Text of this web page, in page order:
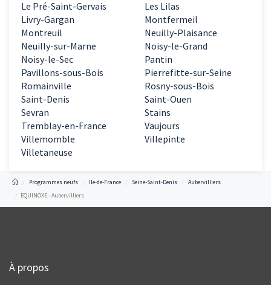
Le Pré-Saint-Gervais
Les Lilas
Livry-Gargan
Montfermeil
Montreuil
Neuilly-Plaisance
Neuilly-sur-Marne
Noisy-le-Grand
Noisy-le-Sec
Pantin
Pavillons-sous-Bois
Pierrefitte-sur-Seine
Romainville
Rosny-sous-Bois
Saint-Denis
Saint-Ouen
Sevran
Stains
Tremblay-en-France
Vaujours
Villemomble
Villepinte
Villetaneuse
Programmes neufs Ile-de-France Seine-Saint-Denis
Aubervilliers
EQUINOXE - Aubervilliers
À propos